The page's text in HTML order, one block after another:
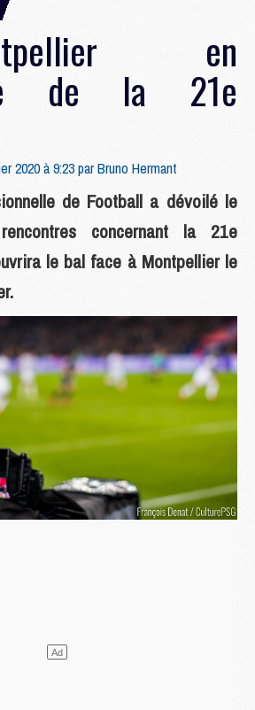
en
de la 21e
2020 à 9:23 parBruno Hermant
de Football a dévoilé le
concernant la 21e
le bal face à Montpellier le